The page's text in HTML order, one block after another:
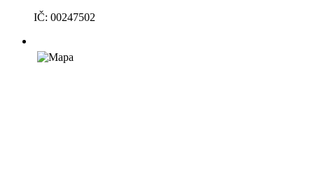
IČ: 00247502